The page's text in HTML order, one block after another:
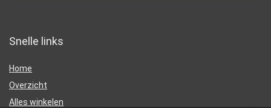
Snelle links
Home
Overzicht
Alles winkelen